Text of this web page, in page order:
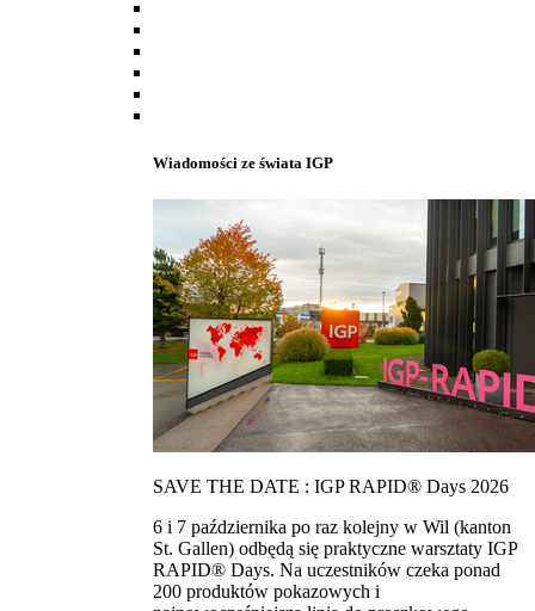
Wiadomości ze świata IGP
SAVE THE DATE : IGP RAPID® Days 2026
6 i 7 października po raz kolejny w Wil (kanton
St. Gallen) odbędą się praktyczne warsztaty IGP
RAPID® Days. Na uczestników czeka ponad
200 produktów pokazowych i